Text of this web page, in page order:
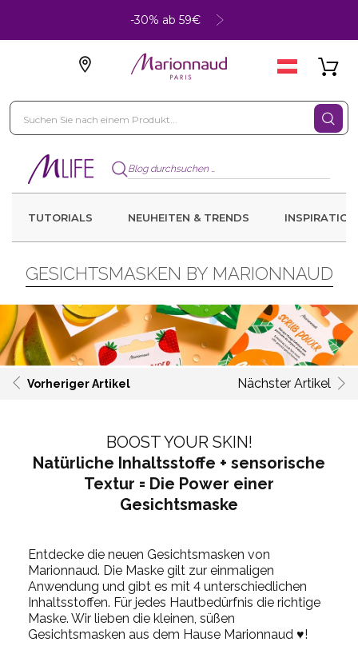
-30% ab 59€
TUTORIALS NEUHEITEN & TRENDS INSPIRATION
GESICHTSMASKEN BY MARIONNAUD
Vorheriger Artikel Nächster Artikel
BOOST YOUR SKIN!
Natürliche Inhaltsstoffe + sensorische
Textur = Die Power einer
Gesichtsmaske
Entdecke die neuen Gesichtsmasken von
Marionnaud. Die Maske gilt zur einmaligen
Anwendung und gibt es mit 4 unterschiedlichen
Inhaltsstoffen. Für jedes Hautbedürfnis die richtige
Maske. Wir lieben die kleinen, süßen
Gesichtsmasken aus dem Hause Marionnaud ♥!